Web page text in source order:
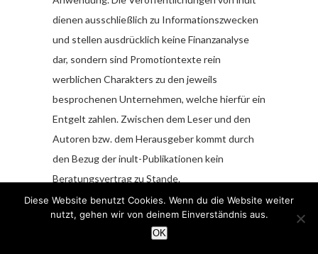
dienen ausschließlich zu Informationszwecken
und stellen ausdrücklich keine Finanzanalyse
dar, sondern sind Promotiontexte rein
werblichen Charakters zu den jeweils
besprochenen Unternehmen, welche hierfür ein
Entgelt zahlen. Zwischen dem Leser und den
Autoren bzw. dem Herausgeber kommt durch
den Bezug der inult-Publikationen kein
Beratungsvertrag zu Stande.
Sämtliche Informationen und Analysen stellen
weder eine Aufforderung noch ein Angebot
Diese Website benutzt Cookies. Wenn du die Website weiter
nutzt, gehen wir von deinem Einverständnis aus.
OK